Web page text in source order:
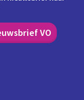
VO